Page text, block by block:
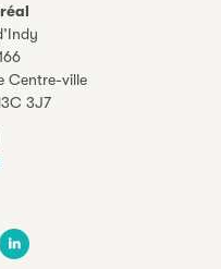
Centre-ville
3J7
LinkedIn